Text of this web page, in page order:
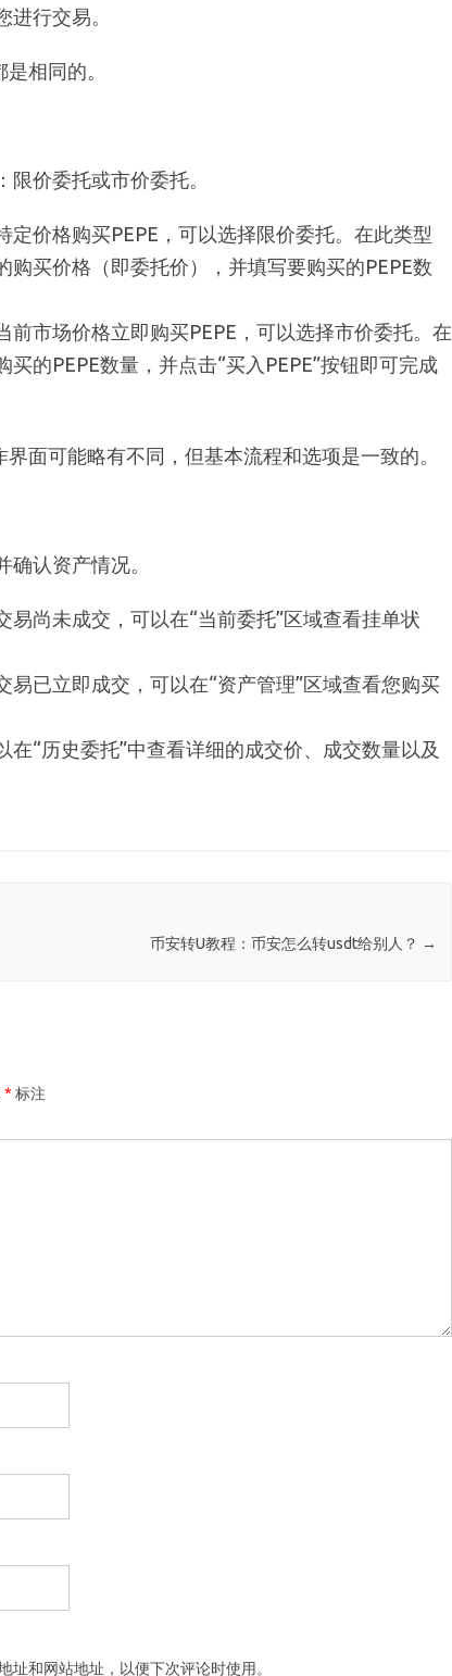
行交易。
相同的。
价委托或市价委托。
定价格购买PEPE，可以选择限价委托。在此类型
购买价格（即委托价），并填写要购买的PEPE数
前市场价格立即购买PEPE，可以选择市价委托。在
的PEPE数量，并点击“买入PEPE”按钮即可完成
面可能略有不同，但基本流程和选项是一致的。
认资产情况。
易尚未成交，可以在“当前委托”区域查看挂单状
易已立即成交，可以在“资产管理”区域查看您购买
在“历史委托”中查看详细的成交价、成交数量以及
币安转U教程：币安怎么转usdt给别人？ →
* 标注
和网站地址，以便下次评论时使用。